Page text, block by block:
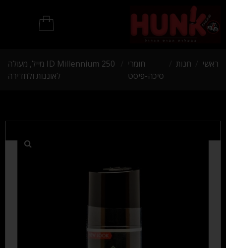
ראשי חנות
חומרי
סיכה-פיסט
ID Millennium 250 מייל, מעולה
לאוננות ולחדירה